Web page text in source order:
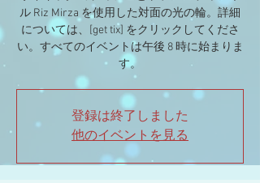
ル Riz Mirza を使用した対面の光の輪。詳細
については、[get tix] をクリックしてくださ
い。すべてのイベントは午後 8 時に始まりま
す。
登録は終了しました
他のイベントを見る